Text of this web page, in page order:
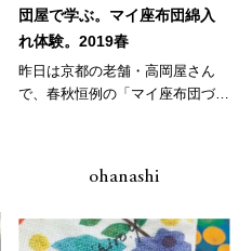
団屋で学ぶ。マイ座布団綿入
れ体験。2019春
昨日は京都の老舗・高岡屋さん
で、春秋恒例の「マイ座布団づく
ohanashi